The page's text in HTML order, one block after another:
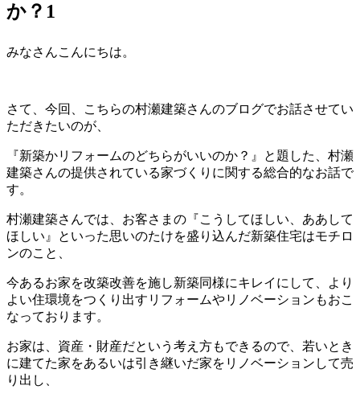
か？1
みなさんこんにちは。
さて、今回、こちらの村瀬建築さんのブログでお話させてい
ただきたいのが、
『新築かリフォームのどちらがいいのか？』と題した、村瀬
建築さんの提供されている家づくりに関する総合的なお話で
す。
村瀬建築さんでは、お客さまの『こうしてほしい、ああして
ほしい』といった思いのたけを盛り込んだ新築住宅はモチロ
ンのこと、
今あるお家を改築改善を施し新築同様にキレイにして、より
よい住環境をつくり出すリフォームやリノベーションもおこ
なっております。
お家は、資産・財産だという考え方もできるので、若いとき
に建てた家をあるいは引き継いだ家をリノベーションして売
り出し、